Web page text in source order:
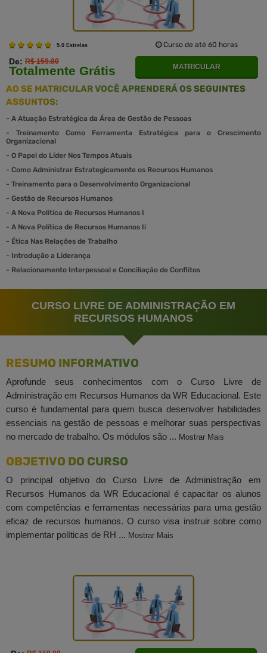
5.0 Estrelas Curso de até 60 horas
De: R$ 159.80
Totalmente Grátis MATRICULAR
AO SE MATRICULAR VOCÊ APRENDERÁ OS SEGUINTES
ASSUNTOS:
- A Atuação Estratégica da Área de Gestão de Pessoas
- Treinamento Como Ferramenta Estratégica para o Crescimento
Organizacional
- O Papel do Líder Nos Tempos Atuais
- Como Administrar Estrategicamente os Recursos Humanos
- Treinamento para o Desenvolvimento Organizacional
- Gestão de Recursos Humanos
- A Nova Política de Recursos Humanos I
- A Nova Política de Recursos Humanos Ii
- Ética Nas Relações de Trabalho
- Introdução a Liderança
- Relacionamento Interpessoal e Conciliação de Conflitos
CURSO LIVRE DE ADMINISTRAÇÃO EM
RECURSOS HUMANOS
RESUMO INFORMATIVO
Aprofunde seus conhecimentos com o Curso Livre de
Administração em Recursos Humanos da WR Educacional. Este
curso é fundamental para quem busca desenvolver habilidades
essenciais na gestão de pessoas e melhorar suas perspectivas
no mercado de trabalho. Os módulos são ... Mostrar Mais
OBJETIVO DO CURSO
O principal objetivo do Curso Livre de Administração em
Recursos Humanos da WR Educacional é capacitar os alunos
com competências e ferramentas necessárias para uma gestão
eficaz de recursos humanos. O curso visa instruir sobre como
implementar políticas de RH ... Mostrar Mais